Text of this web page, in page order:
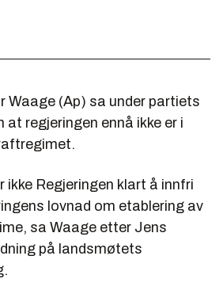
Waage (Ap) sa under partiets
at regjeringen ennå ikke er i
ikke Regjeringen klart å innfri
lovnad om etablering av
sa Waage etter Jens
på landsmøtets